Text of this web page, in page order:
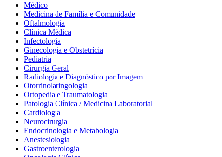
Médico
Medicina de Família e Comunidade
Oftalmologia
Clínica Médica
Infectologia
Ginecologia e Obstetrícia
Pediatria
Cirurgia Geral
Radiologia e Diagnóstico por Imagem
Otorrinolaringologia
Ortopedia e Traumatologia
Patologia Clínica / Medicina Laboratorial
Cardiologia
Neurocirurgia
Endocrinologia e Metabologia
Anestesiologia
Gastroenterologia